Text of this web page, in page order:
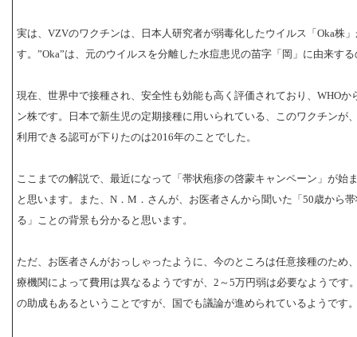
実は、VZVのワクチンは、日本人研究者が弱毒化したウイルス「Oka株
す。”Oka”は、元のウイルスを分離した水痘患児の苗字「岡」に由来す
現在、世界中で接種され、安全性も効能も高く評価されており、WHOか
ン株です。日本で新生児の定期接種に用いられている、このワクチンが
利用できる認可が下りたのは2016年のことでした。
ここまでの解説で、最近になって「帯状疱疹の啓蒙キャンペーン」が始
と思います。また、N．M．さんが、お医者さんから聞いた「50歳から
る」ことの背景も分かると思います。
ただ、お医者さんがおっしゃったように、今のところは任意接種のため
療機関によって費用は異なるようですが、2～5万円弱は必要なようです
の助成もあるということですが、国でも議論が進められているようです